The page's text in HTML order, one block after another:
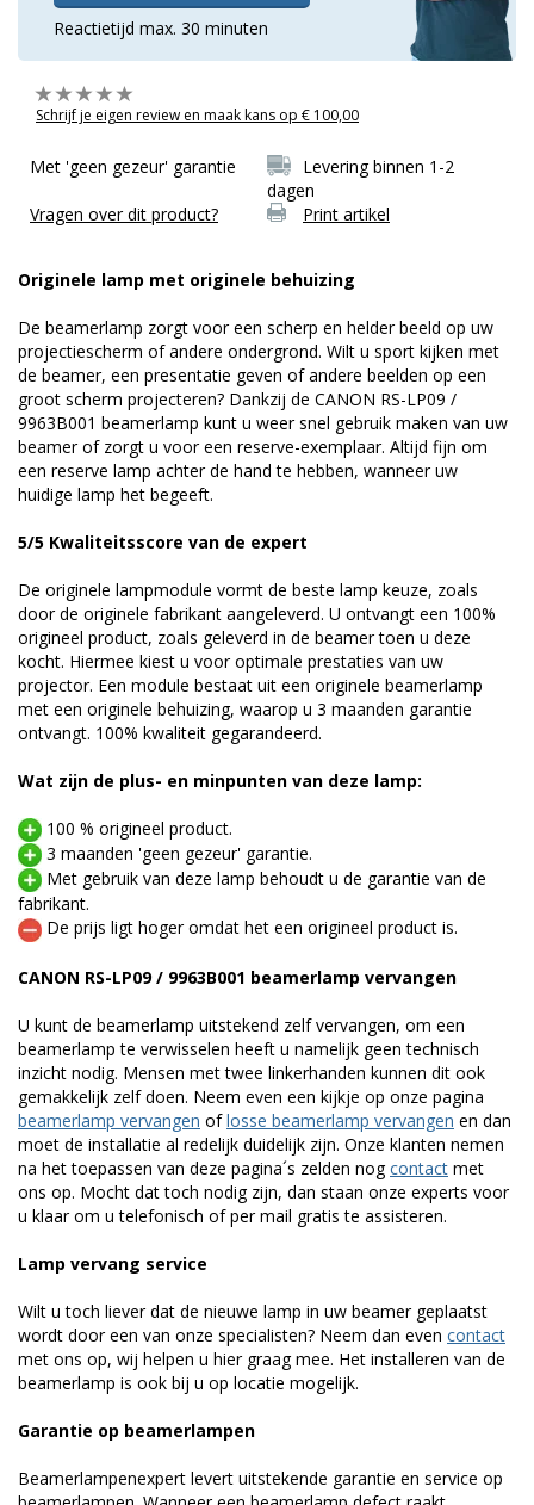
Reactietijd max. 30 minuten
Schrijf je eigen review en maak kans op € 100,00
Met 'geen gezeur' garantie
Levering binnen 1-2
dagen
Vragen over dit product?
Print artikel
Originele lamp met originele behuizing
De beamerlamp zorgt voor een scherp en helder beeld op uw
projectiescherm of andere ondergrond. Wilt u sport kijken met
de beamer, een presentatie geven of andere beelden op een
groot scherm projecteren? Dankzij de CANON RS-LP09 /
9963B001 beamerlamp kunt u weer snel gebruik maken van uw
beamer of zorgt u voor een reserve-exemplaar. Altijd fijn om
een reserve lamp achter de hand te hebben, wanneer uw
huidige lamp het begeeft.
5/5 Kwaliteitsscore van de expert
De originele lampmodule vormt de beste lamp keuze, zoals
door de originele fabrikant aangeleverd. U ontvangt een 100%
origineel product, zoals geleverd in de beamer toen u deze
kocht. Hiermee kiest u voor optimale prestaties van uw
projector. Een module bestaat uit een originele beamerlamp
met een originele behuizing, waarop u 3 maanden garantie
ontvangt. 100% kwaliteit gegarandeerd.
Wat zijn de plus- en minpunten van deze lamp:
100 % origineel product.
3 maanden 'geen gezeur' garantie.
Met gebruik van deze lamp behoudt u de garantie van de
fabrikant.
De prijs ligt hoger omdat het een origineel product is.
CANON RS-LP09 / 9963B001 beamerlamp vervangen
U kunt de beamerlamp uitstekend zelf vervangen, om een
beamerlamp te verwisselen heeft u namelijk geen technisch
inzicht nodig. Mensen met twee linkerhanden kunnen dit ook
gemakkelijk zelf doen. Neem even een kijkje op onze pagina
beamerlamp vervangen oflosse beamerlamp vervangen en dan
moet de installatie al redelijk duidelijk zijn. Onze klanten nemen
na het toepassen van deze pagina´s zelden nogcontact met
ons op. Mocht dat toch nodig zijn, dan staan onze experts voor
u klaar om u telefonisch of per mail gratis te assisteren.
Lamp vervang service
Wilt u toch liever dat de nieuwe lamp in uw beamer geplaatst
wordt door een van onze specialisten? Neem dan even contact
met ons op, wij helpen u hier graag mee. Het installeren van de
beamerlamp is ook bij u op locatie mogelijk.
Garantie op beamerlampen
Beamerlampenexpert levert uitstekende garantie en service op